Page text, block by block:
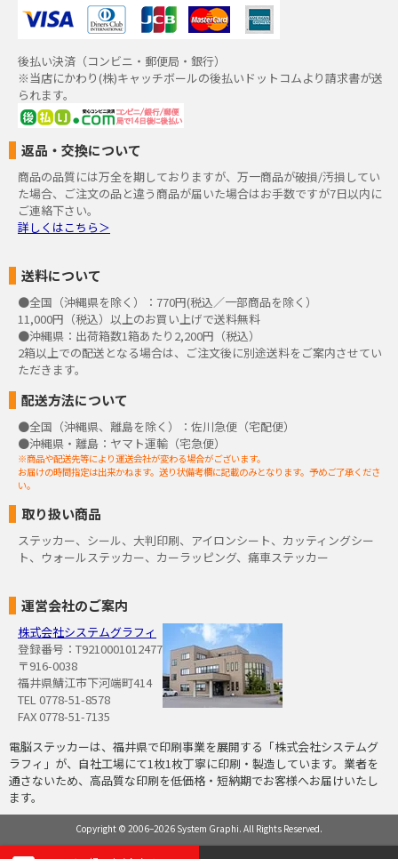
後払い決済（コンビニ・郵便局・銀行）
※当店にかわり(株)キャッチボールの後払いドットコムより請求書が送
られます。
返品・交換について
商品の品質には万全を期しておりますが、万一商品が破損/汚損してい
た場合、ご注文の品と違う商品が届いた場合はお手数ですが7日以内に
ご連絡下さい。
詳しくはこちら＞
送料について
●全国（沖縄県を除く）：770円(税込／一部商品を除く）
11,000円（税込）以上のお買い上げで送料無料
●沖縄県：出荷箱数1箱あたり2,200円（税込）
2箱以上での配送となる場合は、ご注文後に別途送料をご案内させてい
ただきます。
配送方法について
●全国（沖縄県、離島を除く）：佐川急便（宅配便）
●沖縄県・離島：ヤマト運輸（宅急便）
※商品や配送先等により運送会社が変わる場合がございます。
お届けの時間指定は出来かねます。送り状備考欄に記載のみとなります。予めご了承くださ
い。
取り扱い商品
ステッカー、シール、大判印刷、アイロンシート、カッティングシー
ト、ウォールステッカー、カーラッピング、痛車ステッカー
運営会社のご案内
株式会社システムグラフィ
登録番号：T9210001012477
〒916-0038
福井県鯖江市下河端町414
TEL 0778-51-8578
FAX 0778-51-7135
電脳ステッカーは、福井県で印刷事業を展開する「株式会社システムグ
ラフィ」が、自社工場にて1枚1枚丁寧に印刷・製造しています。業者を
通さないため、高品質な印刷を低価格・短納期でお客様へお届けいたし
ます。
Copyright © 2006–2026 System Graphi. All Rights Reserved.